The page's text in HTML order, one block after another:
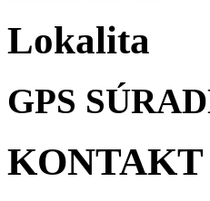
Lokalita
GPS
KONTAKT